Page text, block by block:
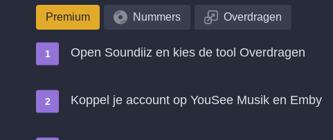
Premium Nummers Overdragen
Open Soundiiz en kies de tool Overdragen
Koppel je account op YouSee Musik en Emby